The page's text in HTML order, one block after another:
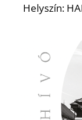
Helyszín: